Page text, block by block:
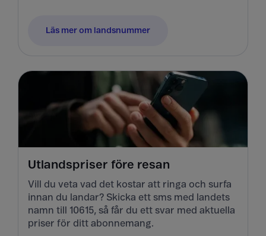
Läs mer om landsnummer
Utlandspriser före resan
Vill du veta vad det kostar att ringa och surfa
innan du landar? Skicka ett sms med landets
namn till 10615, så får du ett svar med aktuella
priser för ditt abonnemang.